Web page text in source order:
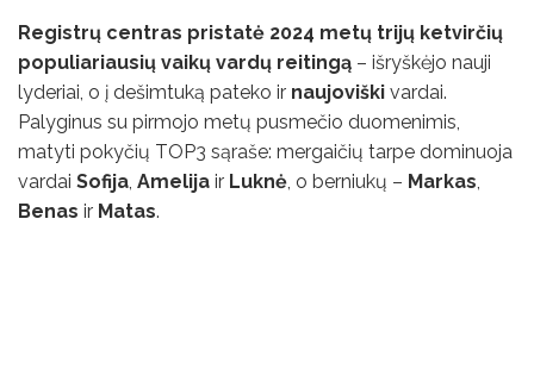
Registrų centras pristatė 2024 metų trijų ketvirčių
populiariausių vaikų vardų reitingą – išryškėjo nauji
lyderiai, o į dešimtuką pateko ir naujoviški vardai.
Palyginus su pirmojo metų pusmečio duomenimis,
matyti pokyčių TOP3 sąraše: mergaičių tarpe dominuoja
vardai Sofija, Amelija ir Luknė, o berniukų – Markas,
Benas ir Matas.